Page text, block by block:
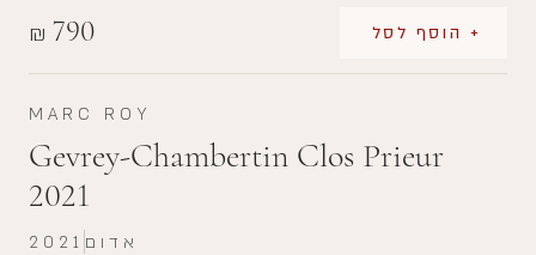
₪ 790 + הוסף לסל
MARC ROY
Gevrey-Chambertin Clos Prieur
2021
2021 אדום